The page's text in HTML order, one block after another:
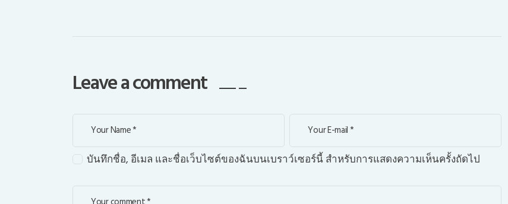
Leave a comment
บันทึกชื่อ, อีเมล และชื่อเว็บไซต์ของฉันบนเบราว์เซอร์นี้ สำหรับการแสดงความเห็นครั้งถัดไป